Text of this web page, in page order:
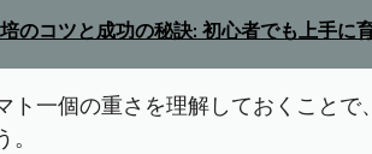
のコツと成功の秘訣: 初心者でも上手に
ト一個の重さを理解しておくこと